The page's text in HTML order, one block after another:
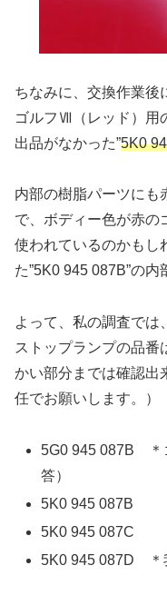
ちなみに、交換作業後
ゴルフⅦ（レッド）用
出品がなかった”5K0
内部の樹脂パーツにも
で、ボディー色が赤の
使われているのかもし
た”5K0 945 087B”の内
よって、私の調査で
ストップランプの品番
かい部分までは確認出
任でお願いします。）
5G0 945 087B ＊
答）
5K0 945 087B
5K0 945 087C
5K0 945 087D ＊